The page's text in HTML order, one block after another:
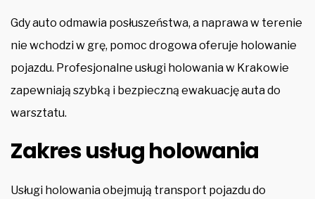
Gdy auto odmawia posłuszeństwa, a naprawa w terenie
nie wchodzi w grę, pomoc drogowa oferuje holowanie
pojazdu. Profesjonalne usługi holowania w Krakowie
zapewniają szybką i bezpieczną ewakuację auta do
warsztatu.
Zakres usług holowania
Usługi holowania obejmują transport pojazdu do